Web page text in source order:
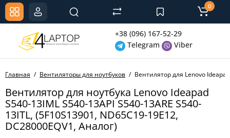
+38 (096) 167-52-29
Telegram
Viber
0
Главная Вентиляторы для ноутбуков Вентилятор для Lenovo
Вентилятор для ноутбука Lenovo Ideapad
S540-13IML S540-13API S540-13ARE S540-
13ITL, (5F10S13901, ND65C19-19E12,
DC28000EQV1, Аналог)